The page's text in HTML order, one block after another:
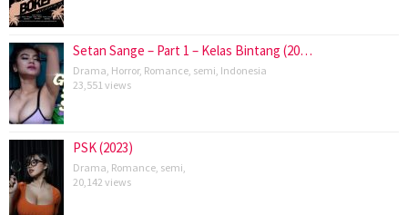
Setan Sange – Part 1 – Kelas Bintang (20…
Drama Horror, Romance semi Indonesia
23,551 views
PSK (2023)
Drama Romance semi
20,142 views